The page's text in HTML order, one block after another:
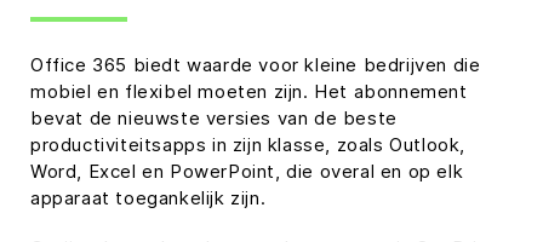
Office 365 biedt waarde voor kleine bedrijven die
mobiel en flexibel moeten zijn. Het abonnement
bevat de nieuwste versies van de beste
productiviteitsapps in zijn klasse, zoals Outlook,
Word, Excel en PowerPoint, die overal en op elk
apparaat toegankelijk zijn.